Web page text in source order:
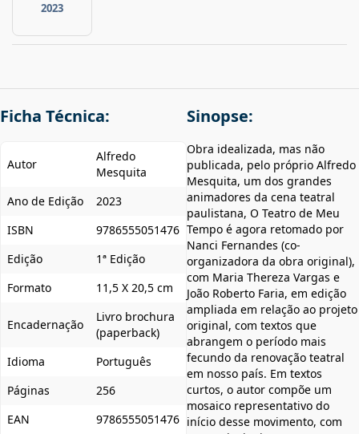
2023
Ficha Técnica:
Autor
Alfredo
Mesquita
Ano de Edição
2023
ISBN
9786555051476
Edição
1ª Edição
Formato
11,5 X 20,5 cm
Encadernação
Livro brochura
(paperback)
Idioma
Português
Páginas
256
EAN
9786555051476
Sinopse:
Obra idealizada, mas não
publicada, pelo próprio Alfredo
Mesquita, um dos grandes
animadores da cena teatral
paulistana, O Teatro de Meu
Tempo é agora retomado por
Nanci Fernandes (co-
organizadora da obra original),
com Maria Thereza Vargas e
João Roberto Faria, em edição
ampliada em relação ao projeto
original, com textos que
abrangem o período mais
fecundo da renovação teatral
em nosso país. Em textos
curtos, o autor compõe um
mosaico representativo do
início desse movimento, com